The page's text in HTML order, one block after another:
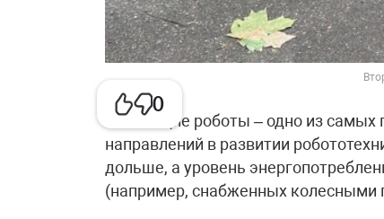
0
Шагающие роботы – одно из самых
направлений в развитии
дольше, а уровень
(например, снабженных колесными